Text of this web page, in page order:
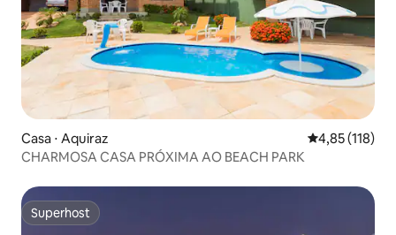
Casa ⋅ Aquiraz 4,85 de uma
4,85 (118)
CHARMOSA CASA PRÓXIMA AO BEACH PARK
Superhost
Superhost